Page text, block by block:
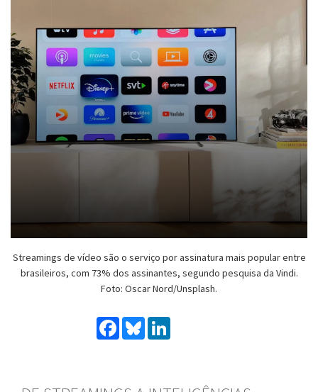
Streamings de vídeo são o serviço por assinatura mais popular entre
brasileiros, com 73% dos assinantes, segundo pesquisa da Vindi.
Foto: Oscar Nord/Unsplash.
Facebook
Bluesky